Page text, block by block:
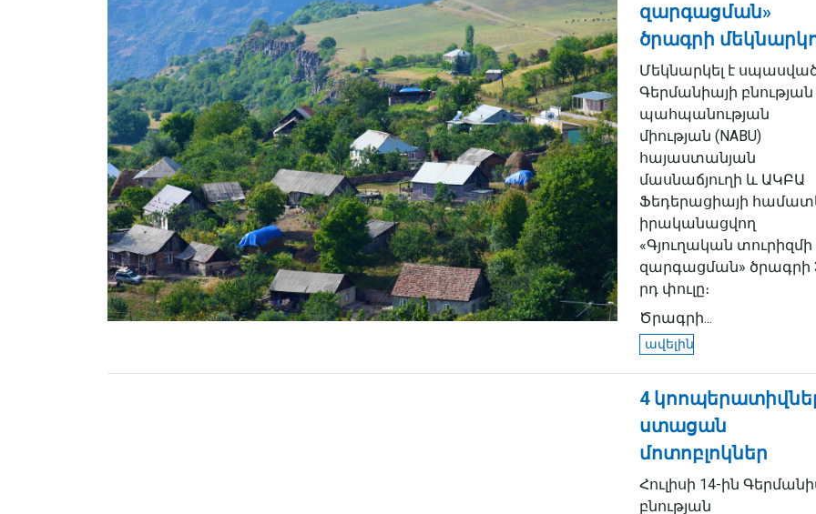
զարգացման»
ծրագրի
Մեկնարկել է
Գերմանիայի բնության
պահպանության
միության (NABU)
հայաստանյան
մասնաճյուղի և ԱԿԲԱ
Ֆեդերացիայի
իրականացվող
«Գյուղական տուրիզմի
զարգացման» ծրագրի
րդ փուլը։
Ծրագրի...
ավելին
4
ստացան
մոտոբլոկներ
Հուլիսի 14-ին
բնության